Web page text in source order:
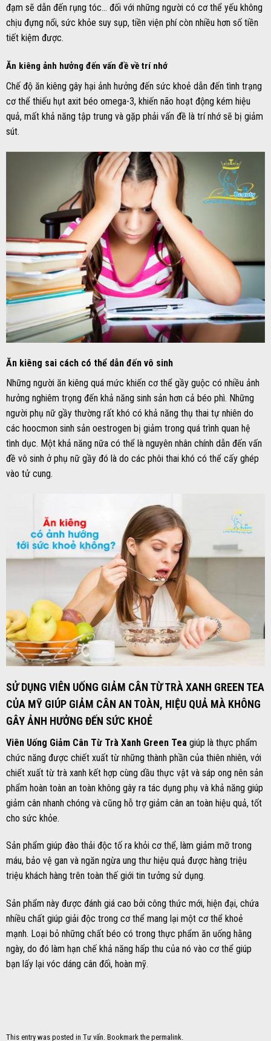
đạm sẽ dẫn đến rụng tóc… đối với những người có cơ thể yếu không
chịu đựng nổi, sức khỏe suy sụp, tiền viện phí còn nhiều hơn số tiền
tiết kiệm được.
Ăn kiêng ảnh hưởng đến vấn đề về trí nhớ
Chế độ ăn kiêng gây hại ảnh hưởng đến sức khoẻ dẫn đến tình trạng
cơ thể thiếu hụt axit béo omega-3, khiến não hoạt động kém hiệu
quả, mất khả năng tập trung và gặp phải vấn đề là trí nhớ sẽ bị giảm
sút.
Ăn kiêng sai cách có thể dẫn đến vô sinh
Những người ăn kiêng quá mức khiến cơ thể gầy guộc có nhiều ảnh
hưởng nghiêm trọng đến khả năng sinh sản hơn cả béo phì. Những
người phụ nữ gầy thường rất khó có khả năng thụ thai tự nhiên do
các hoocmon sinh sản oestrogen bị giảm trong quá trình quan hệ
tình dục. Một khả năng nữa có thể là nguyên nhân chính dẫn đến vấn
đề vô sinh ở phụ nữ gầy đó là do các phôi thai khó có thể cấy ghép
vào tử cung.
SỬ DỤNG VIÊN UỐNG GIẢM CÂN TỪ TRÀ XANH GREEN TEA
CỦA MỸ GIÚP GIẢM CÂN AN TOÀN, HIỆU QUẢ MÀ KHÔNG
GÂY ẢNH HƯỞNG ĐẾN SỨC KHOẺ
Viên Uống Giảm Cân Từ Trà Xanh Green Tea giúp là thực phẩm
chức năng được chiết xuất từ những thành phần của thiên nhiên, với
chiết xuất từ trà xanh kết hợp cùng dầu thực vật và sáp ong nên sản
phẩm hoàn toàn an toàn không gây ra tác dụng phụ và khả năng giúp
giảm cân nhanh chóng và cũng hỗ trợ giảm cân an toàn hiệu quả, tốt
cho sức khỏe.
Sản phẩm giúp đào thải độc tố ra khỏi cơ thể, làm giảm mỡ trong
máu, bảo vệ gan và ngăn ngừa ung thư hiệu quả được hàng triệu
triệu khách hàng trên toàn thế giới tin tưởng sử dụng.
Sản phẩm này được đánh giá cao bởi công thức mới, hiện đại, chứa
nhiều chất giúp giải độc trong cơ thể mang lại một cơ thể khoẻ
mạnh. Loại bỏ những chất béo có trong thực phẩm ăn uống hằng
ngày, do đó làm hạn chế khả năng hấp thu của nó vào cơ thể giúp
bạn lấy lại vóc dáng cân đối, hoàn mỹ.
This entry was posted in Tư vấn . Bookmark the permalink